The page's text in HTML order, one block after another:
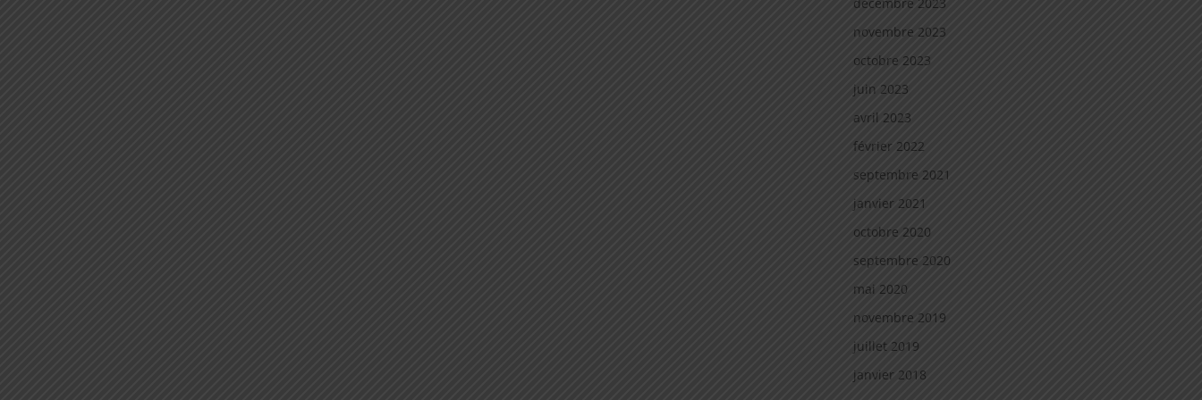
novembre 2023
octobre 2023
juin 2023
avril 2023
février 2022
septembre 2021
janvier 2021
octobre 2020
septembre 2020
mai 2020
novembre 2019
juillet 2019
janvier 2018